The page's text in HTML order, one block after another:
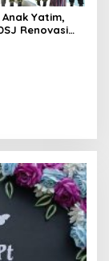
Yatim,
Renovasi